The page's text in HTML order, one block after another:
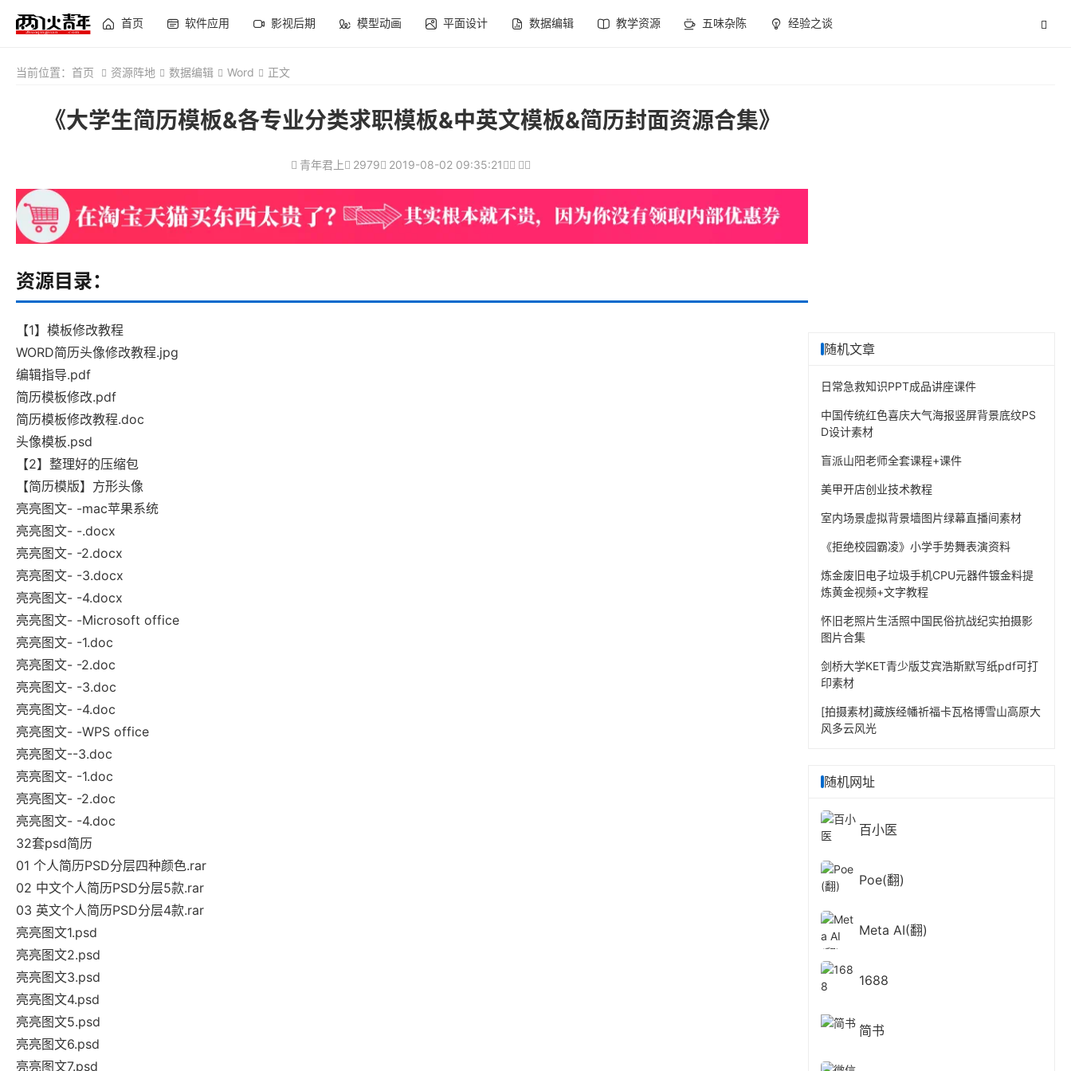
首页 软件应用 影视后期 模型动画 平面设计 数据编辑 教学资源 五味杂陈 经验之谈
当前位置： 首页 资源阵地 数据编辑 Word 正文
《大学生简历模板&各专业分类求职模板&中英文模板&简历封面资源合集》
青年君上 2979 2019-08-02 09:35:21
资源目录：
【1】模板修改教程
WORD简历头像修改教程.jpg
编辑指导.pdf
简历模板修改.pdf
简历模板修改教程.doc
头像模板.psd
【2】整理好的压缩包
【简历模版】方形头像
亮亮图文- -mac苹果系统
亮亮图文- -.docx
亮亮图文- -2.docx
亮亮图文- -3.docx
亮亮图文- -4.docx
亮亮图文- -Microsoft office
亮亮图文- -1.doc
亮亮图文- -2.doc
亮亮图文- -3.doc
亮亮图文- -4.doc
亮亮图文- -WPS office
亮亮图文--3.doc
亮亮图文- -1.doc
亮亮图文- -2.doc
亮亮图文- -4.doc
32套psd简历
01 个人简历PSD分层四种颜色.rar
02 中文个人简历PSD分层5款.rar
03 英文个人简历PSD分层4款.rar
亮亮图文1.psd
亮亮图文2.psd
亮亮图文3.psd
亮亮图文4.psd
亮亮图文5.psd
亮亮图文6.psd
亮亮图文7.psd
随机文章
日常急救知识PPT成品讲座课件
中国传统红色喜庆大气海报竖屏背景底纹PS
D设计素材
盲派山阳老师全套课程+课件
美甲开店创业技术教程
室内场景虚拟背景墙图片绿幕直播间素材
《拒绝校园霸凌》小学手势舞表演资料
炼金废旧电子垃圾手机CPU元器件镀金料提
炼黄金视频+文字教程
怀旧老照片生活照中国民俗抗战纪实拍摄影
图片合集
剑桥大学KET青少版艾宾浩斯默写纸pdf可打
印素材
[拍摄素材]藏族经幡祈福卡瓦格博雪山高原大
风多云风光
随机网址
百小医
Poe(翻)
Meta AI(翻)
1688
简书